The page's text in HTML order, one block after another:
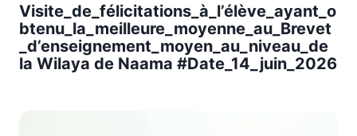
Visite_de_félicitations_à_l’élève_ayant_o
btenu_la_meilleure_moyenne_au_Brevet
_d’enseignement_moyen_au_niveau_de
la Wilaya de Naama #Date_14_juin_2026